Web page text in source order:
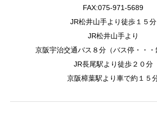
FAX:075-971-5689
JR松井山手より徒歩１５分
JR松井山手より
京阪宇治交通バス８分（バス停・・・
JR長尾駅より徒歩２０分
京阪樟葉駅より車で約１５